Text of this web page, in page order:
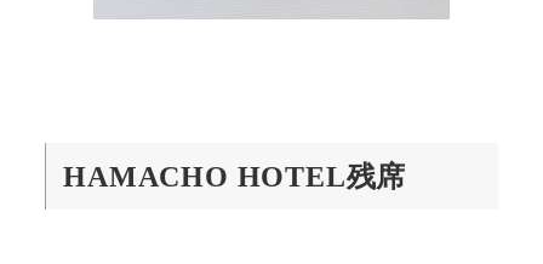
HAMACHO HOTEL残席